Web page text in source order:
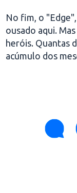
No fim, o
ousado aqui.
heróis. Quantas
acúmulo dos